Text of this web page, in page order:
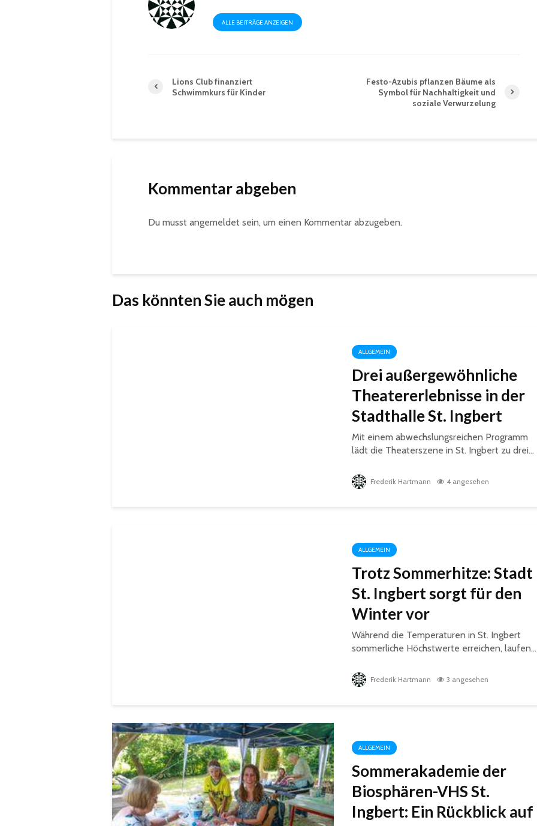
ALLE BEITRÄGE ANZEIGEN
Lions Club finanziert
Schwimmkurs für Kinder
Festo-Azubis pflanzen Bäume als
Symbol für Nachhaltigkeit und
soziale Verwurzelung
Kommentar abgeben
Du musst angemeldet sein, um einen Kommentar abzugeben.
Das könnten Sie auch mögen
ALLGEMEIN
Drei außergewöhnliche
Theatererlebnisse in der
Stadthalle St. Ingbert
Mit einem abwechslungsreichen Programm
lädt die Theaterszene in St. Ingbert zu drei...
Frederik Hartmann 4 angesehen
ALLGEMEIN
Trotz Sommerhitze: Stadt
St. Ingbert sorgt für den
Winter vor
Während die Temperaturen in St. Ingbert
sommerliche Höchstwerte erreichen, laufen...
Frederik Hartmann 3 angesehen
ALLGEMEIN
Sommerakademie der
Biosphären-VHS St.
Ingbert: Ein Rückblick auf